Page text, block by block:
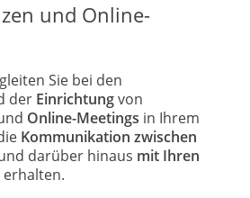
und Online-
Sie bei den
der Einrichtungvon
Online-Meetings in Ihrem
Kommunikation zwischen
darüber hinaus mit Ihren